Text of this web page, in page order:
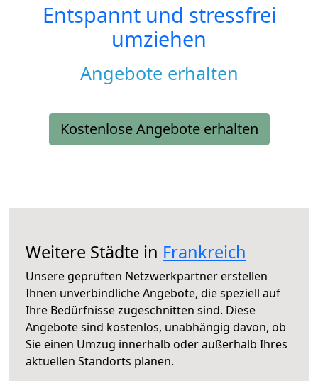
Entspannt und stressfrei
umziehen
Angebote erhalten
Kostenlose Angebote erhalten
Weitere Städte in Frankreich
Unsere geprüften Netzwerkpartner erstellen
Ihnen unverbindliche Angebote, die speziell auf
Ihre Bedürfnisse zugeschnitten sind. Diese
Angebote sind kostenlos, unabhängig davon, ob
Sie einen Umzug innerhalb oder außerhalb Ihres
aktuellen Standorts planen.